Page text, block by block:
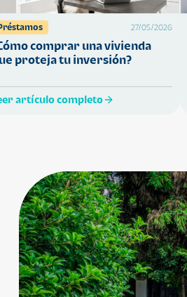
27/05/2026
comprar una vivienda
proteja tu inversión?
artículo completo